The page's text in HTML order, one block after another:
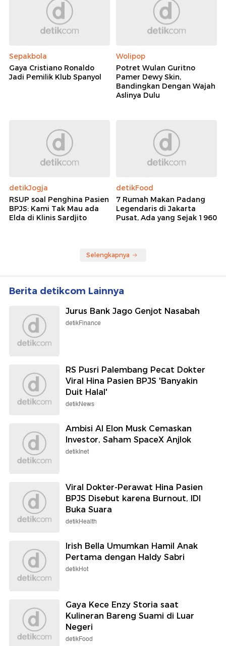
Sepakbola
Gaya Cristiano Ronaldo
Jadi Pemilik Klub Spanyol
Wolipop
Potret Wulan Guritno
Pamer Dewy Skin,
Bandingkan Dengan Wajah
Aslinya Dulu
detikJogja
RSUP soal Penghina Pasien
BPJS: Kami Tak Mau ada
Elda di Klinis Sardjito
detikFood
7 Rumah Makan Padang
Legendaris di Jakarta
Pusat, Ada yang Sejak 1960
Selengkapnya
Berita detikcom Lainnya
Jurus Bank Jago Genjot Nasabah
detikFinance
RS Pusri Palembang Pecat Dokter
Viral Hina Pasien BPJS 'Banyakin
Duit Halal'
detikNews
Ambisi AI Elon Musk Cemaskan
Investor, Saham SpaceX Anjlok
detikInet
Viral Dokter-Perawat Hina Pasien
BPJS Disebut karena Burnout, IDI
Buka Suara
detikHealth
Irish Bella Umumkan Hamil Anak
Pertama dengan Haldy Sabri
detikHot
Gaya Kece Enzy Storia saat
Kulineran Bareng Suami di Luar
Negeri
detikFood